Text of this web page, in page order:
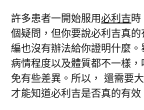
許多患者一開始服用必利吉
個疑問，但你要說必利吉真
編也沒有辦法給你證明什麼
病情程度以及體質都不一樣
免有些差異。所以， 還需要
才能知道必利吉是否真的有效